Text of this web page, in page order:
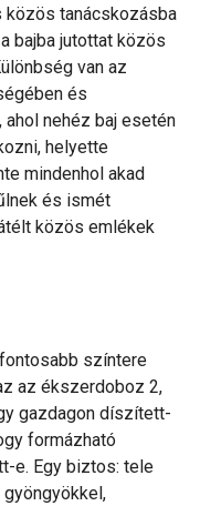
tanácskozásba
bajba jutottat közös
van az
és
ahol nehéz baj esetén
helyette
mindenhol akad
és ismét
közös emlékek
színtere
az ékszerdoboz 2,
gazdagon díszített-
formázható
e. Egy biztos: tele